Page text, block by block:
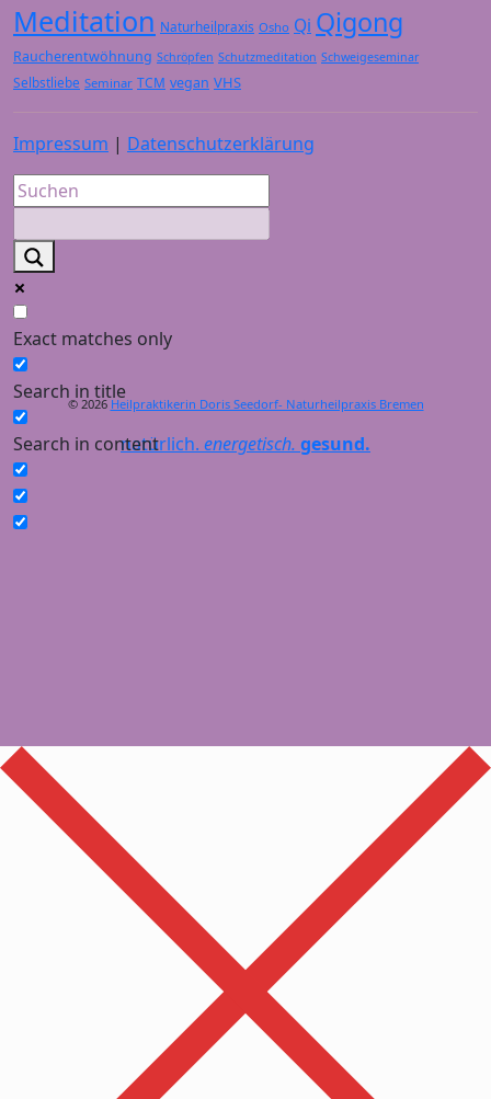
Meditation Naturheilpraxis Osho Qi Qigong
Raucherentwöhnung Schröpfen Schutzmeditation Schweigeseminar
Selbstliebe Seminar TCM vegan VHS
Impressum | Datenschutzerklärung
Exact matches only
Search in title
Search in content
© 2026 Heilpraktikerin Doris Seedorf- Naturheilpraxis Bremen
natürlich. energetisch. gesund.